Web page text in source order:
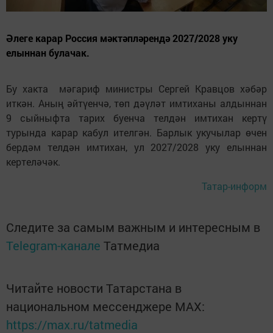
Әлеге карар Россия мәктәпләрендә 2027/2028 уку
елыннан булачак.
Бу хакта мәгариф министры Сергей Кравцов хәбәр
иткән. Аның әйтүенчә, төп дәүләт имтиханы алдыннан
9 сыйныфта тарих буенча телдән имтихан кертү
турында карар кабул ителгән. Барлык укучылар өчен
бердәм телдән имтихан, ул 2027/2028 уку елыннан
кертеләчәк.
Татар-информ
Следите за самым важным и интересным в
Telegram-канале Татмедиа
Читайте новости Татарстана в
национальном мессенджере MАХ:
https://max.ru/tatmedia